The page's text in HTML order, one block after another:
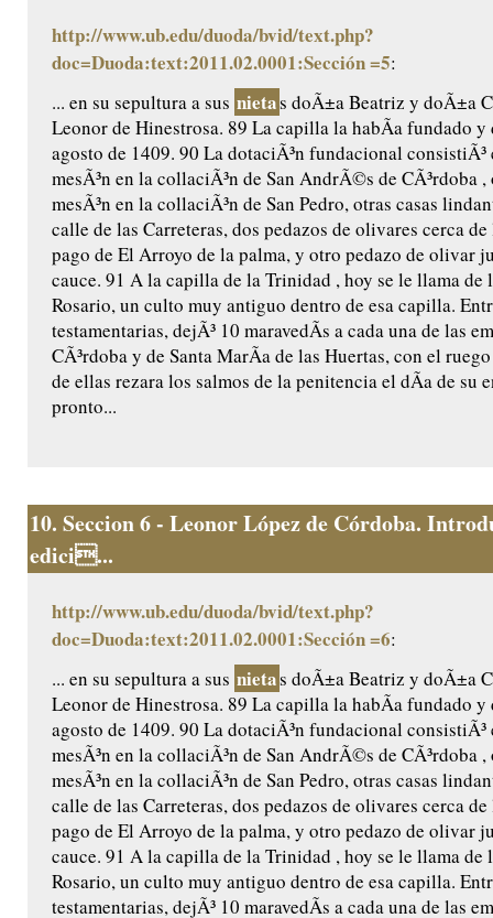
http://www.ub.edu/duoda/bvid/text.php?
doc=Duoda:text:2011.02.0001:Sección =5:
... en su sepultura a sus nietas doÃ±a Beatriz y doÃ±a
Leonor de Hinestrosa. 89 La capilla la habÃ­a fundado y
agosto de 1409. 90 La dotaciÃ³n fundacional consistiÃ³
mesÃ³n en la collaciÃ³n de San AndrÃ©s de CÃ³rdoba ,
mesÃ³n en la collaciÃ³n de San Pedro, otras casas
calle de las Carreteras, dos pedazos de olivares cerca
pago de El Arroyo de la palma, y otro pedazo de olivar
cauce. 91 A la capilla de la Trinidad , hoy se le llama de
Rosario, un culto muy antiguo dentro de esa capilla.
testamentarias, dejÃ³ 10 maravedÃ­s a cada una de las
CÃ³rdoba y de Santa MarÃ­a de las Huertas, con el
de ellas rezara los salmos de la penitencia el dÃ­a de su
pronto...
10. Seccion 6 - Leonor López de Córdoba.
edici...
http://www.ub.edu/duoda/bvid/text.php?
doc=Duoda:text:2011.02.0001:Sección =6:
... en su sepultura a sus nietas doÃ±a Beatriz y doÃ±a
Leonor de Hinestrosa. 89 La capilla la habÃ­a fundado y
agosto de 1409. 90 La dotaciÃ³n fundacional consistiÃ³
mesÃ³n en la collaciÃ³n de San AndrÃ©s de CÃ³rdoba ,
mesÃ³n en la collaciÃ³n de San Pedro, otras casas
calle de las Carreteras, dos pedazos de olivares cerca
pago de El Arroyo de la palma, y otro pedazo de olivar
cauce. 91 A la capilla de la Trinidad , hoy se le llama de
Rosario, un culto muy antiguo dentro de esa capilla.
testamentarias, dejÃ³ 10 maravedÃ­s a cada una de las